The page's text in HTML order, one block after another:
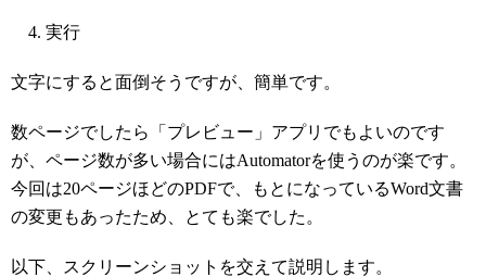
実行
文字にすると面倒そうですが、簡単です。
数ページでしたら「プレビュー」アプリでもよいのです
が、ページ数が多い場合にはAutomatorを使うのが楽です。
今回は20ページほどのPDFで、もとになっているWord文書
の変更もあったため、とても楽でした。
以下、スクリーンショットを交えて説明します。